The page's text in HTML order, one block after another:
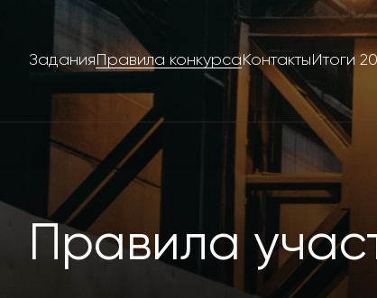
Задания Правила конкурса Контакты Итоги
Правила